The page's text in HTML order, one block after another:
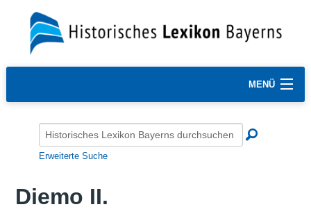
MENÜ
Erweiterte Suche
Diemo II.